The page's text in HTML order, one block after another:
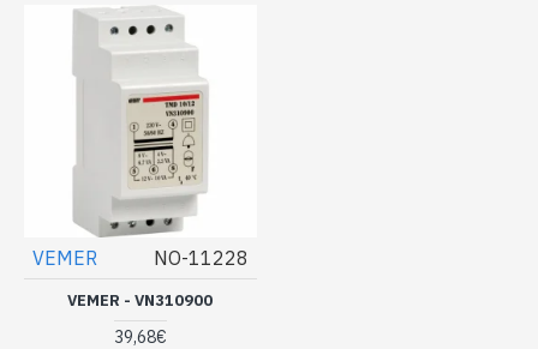
VEMER NO-11228
VEMER - VN310900
39,68€